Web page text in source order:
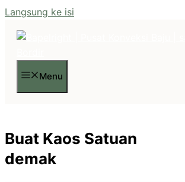
Langsung ke isi
Menu
Buat Kaos Satuan
demak